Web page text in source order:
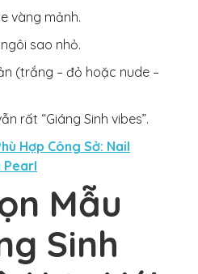
vàng mảnh.
sao nhỏ.
(trắng – đỏ hoặc nude –
rất “Giáng Sinh vibes”.
Hợp Công Sở: Nail
Pearl
Mẫu
Sinh